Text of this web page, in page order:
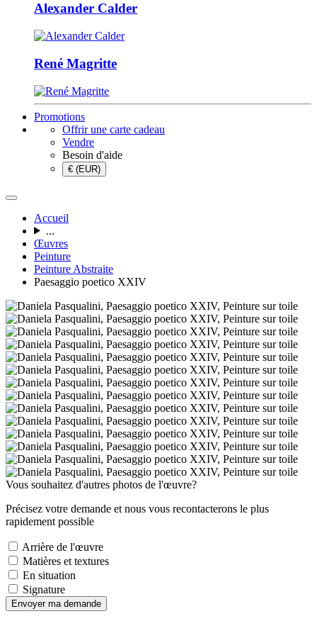
Alexander Calder
René Magritte
Promotions
Offrir une carte cadeau
Vendre
Besoin d'aide
€ (EUR)
Accueil
...
Œuvres
Peinture
Peinture Abstraite
Paesaggio poetico XXIV
Vous souhaitez d'autres photos de l'œuvre?
Précisez votre demande et nous vous recontacterons le plus
rapidement possible
Arrière de l'œuvre
Matières et textures
En situation
Signature
Envoyer ma demande